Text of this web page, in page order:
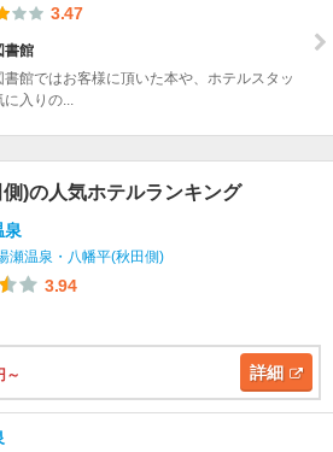
3.47
書館
書館ではお客様に頂いた本や、ホテルスタッ
入りの...
)の人気ホテルランキング
泉
瀬温泉・八幡平(秋田側)
3.94
～ 詳細